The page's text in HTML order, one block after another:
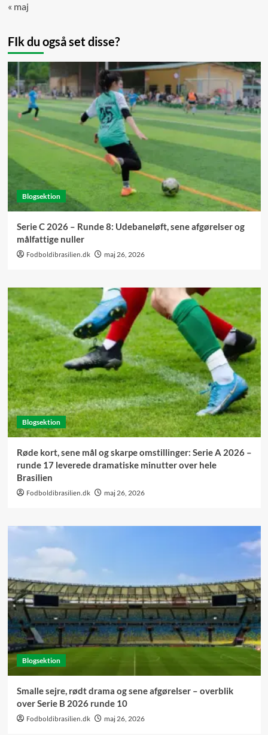
« maj
FIk du også set disse?
Blogsektion
Serie C 2026 – Runde 8: Udebaneløft, sene afgørelser og
målfattige nuller
Fodboldibrasilien.dk maj 26, 2026
Blogsektion
Røde kort, sene mål og skarpe omstillinger: Serie A 2026 –
runde 17 leverede dramatiske minutter over hele
Brasilien
Fodboldibrasilien.dk maj 26, 2026
Blogsektion
Smalle sejre, rødt drama og sene afgørelser – overblik
over Serie B 2026 runde 10
Fodboldibrasilien.dk maj 26, 2026